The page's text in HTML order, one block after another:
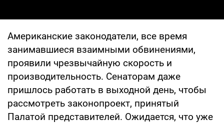
Американские законодатели, все время
занимавшиеся взаимными обвинениями,
проявили чрезвычайную скорость и
производительность. Сенаторам даже
пришлось работать в выходной день, чтобы
рассмотреть законопроект, принятый
Палатой представителей. Ожидается, что уже